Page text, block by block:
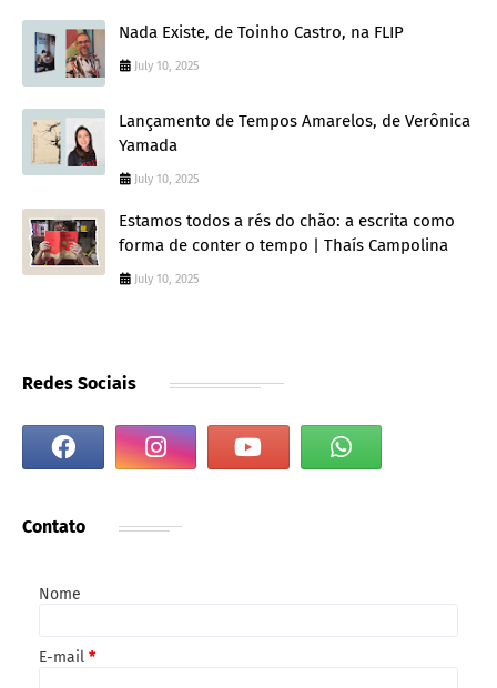
Nada Existe, de Toinho Castro, na FLIP
July 10, 2025
Lançamento de Tempos Amarelos, de Verônica
Yamada
July 10, 2025
Estamos todos a rés do chão: a escrita como
forma de conter o tempo | Thaís Campolina
July 10, 2025
Redes Sociais
Contato
Nome
E-mail *